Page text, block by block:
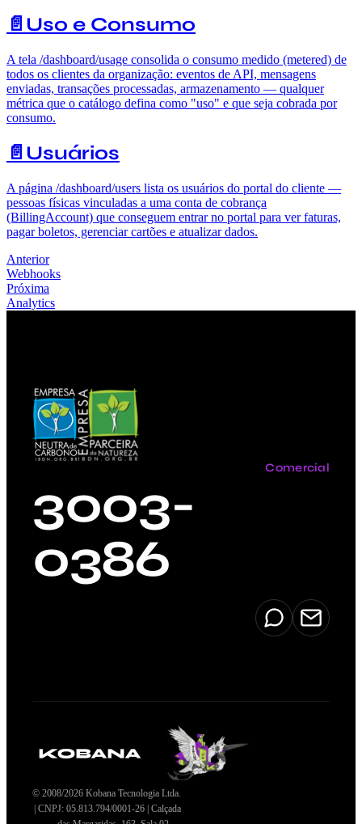
📄️ Uso e Consumo
A tela /dashboard/usage consolida o consumo medido (metered) de
todos os clientes da organização: eventos de API, mensagens
enviadas, transações processadas, armazenamento — qualquer
métrica que o catálogo defina como "uso" e que seja cobrada por
consumo.
📄️ Usuários
A página /dashboard/users lista os usuários do portal do cliente —
pessoas físicas vinculadas a uma conta de cobrança
(BillingAccount) que conseguem entrar no portal para ver faturas,
pagar boletos, gerenciar cartões e atualizar dados.
Anterior
Webhooks
Próxima
Analytics
Comercial
3003-
0386
© 2008/2026 Kobana Tecnologia Ltda.
| CNPJ: 05.813.794/0001-26 | Calçada